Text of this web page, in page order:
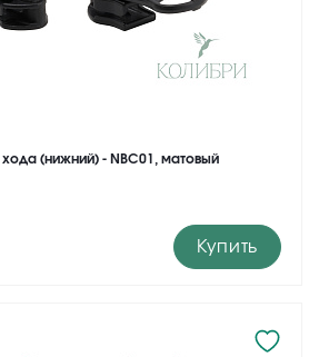
хода (нижний) - NBC01, матовый
Купить